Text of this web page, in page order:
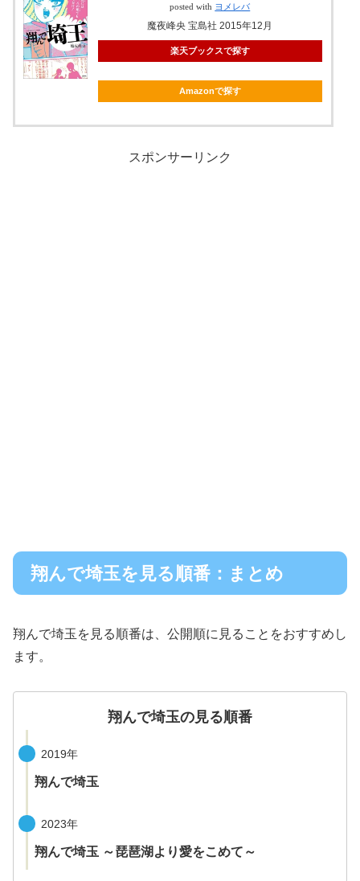
posted with ヨメレバ
魔夜峰央 宝島社 2015年12月
楽天ブックスで探す
Amazonで探す
スポンサーリンク
翔んで埼玉を見る順番：まとめ
翔んで埼玉を見る順番は、公開順に見ることをおすすめし
ます。
翔んで埼玉の見る順番
2019年
翔んで埼玉
2023年
翔んで埼玉 ～琵琶湖より愛をこめて～